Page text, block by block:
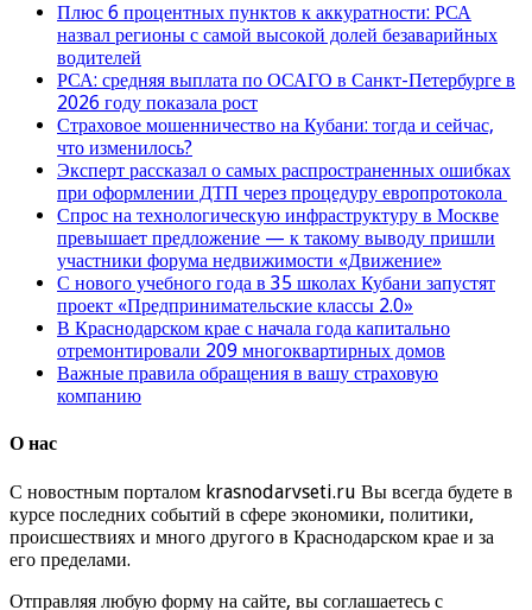
Плюс 6 процентных пунктов к аккуратности: РСА
назвал регионы с самой высокой долей безаварийных
водителей
РСА: средняя выплата по ОСАГО в Санкт-Петербурге в
2026 году показала рост
Страховое мошенничество на Кубани: тогда и сейчас,
что изменилось?
Эксперт рассказал о самых распространенных ошибках
при оформлении ДТП через процедуру европротокола
Спрос на технологическую инфраструктуру в Москве
превышает предложение — к такому выводу пришли
участники форума недвижимости «Движение»
С нового учебного года в 35 школах Кубани запустят
проект «Предпринимательские классы 2.0»
В Краснодарском крае с начала года капитально
отремонтировали 209 многоквартирных домов
Важные правила обращения в вашу страховую
компанию
О нас
С новостным порталом krasnodarvseti.ru Вы всегда будете в
курсе последних событий в сфере экономики, политики,
происшествиях и много другого в Краснодарском крае и за
его пределами.
Отправляя любую форму на сайте, вы соглашаетесь с